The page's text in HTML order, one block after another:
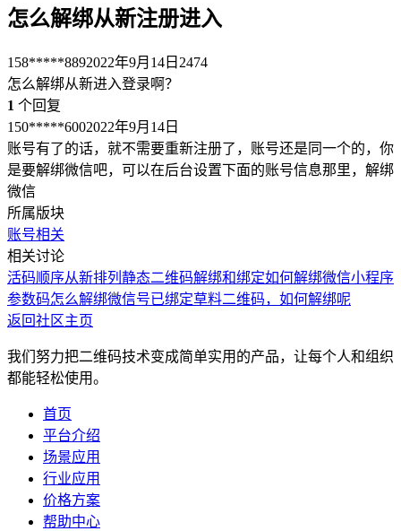
怎么解绑从新注册进入
158*****8892022年9月14日 2474
怎么解绑从新进入登录啊？
1 个回复
150*****6002022年9月14日
账号有了的话，就不需要重新注册了，账号还是同一个的，你
是要解绑微信吧，可以在后台设置下面的账号信息那里，解绑
微信
所属版块
账号相关
相关讨论
活码顺序从新排列 静态二维码解绑和绑定如何解绑微信小程序
参数码怎么解绑微信号已绑定草料二维码，如何解绑呢
返回社区主页
我们努力把二维码技术变成简单实用的产品，让每个人和组织
都能轻松使用。
首页
平台介绍
场景应用
行业应用
价格方案
帮助中心